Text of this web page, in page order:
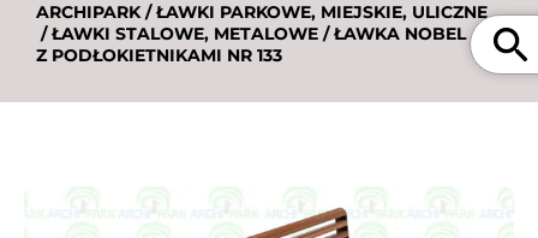
ARCHIPARK/ŁAWKI PARKOWE, MIEJSKIE, ULICZNE
/ŁAWKI STALOWE, METALOWE / ŁAWKA NOBEL
Z PODŁOKIETNIKAMI NR 133
Szukaj